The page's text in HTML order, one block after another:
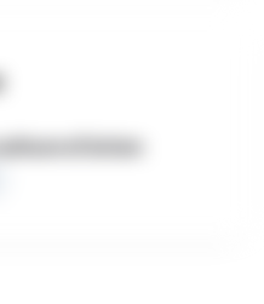
d'Arlon